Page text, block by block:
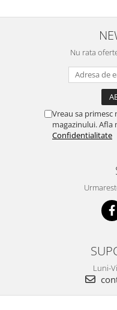
Nu rata
Vreau sa
magazinului. Afla
Confidentialitate
Luni-